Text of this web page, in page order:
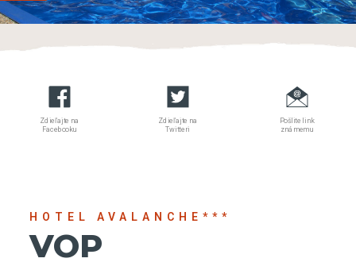
Zdieľajte na
Facebooku
Zdieľajte na
Twitteri
Pošlite link
známemu
HOTEL AVALANCHE***
VOP